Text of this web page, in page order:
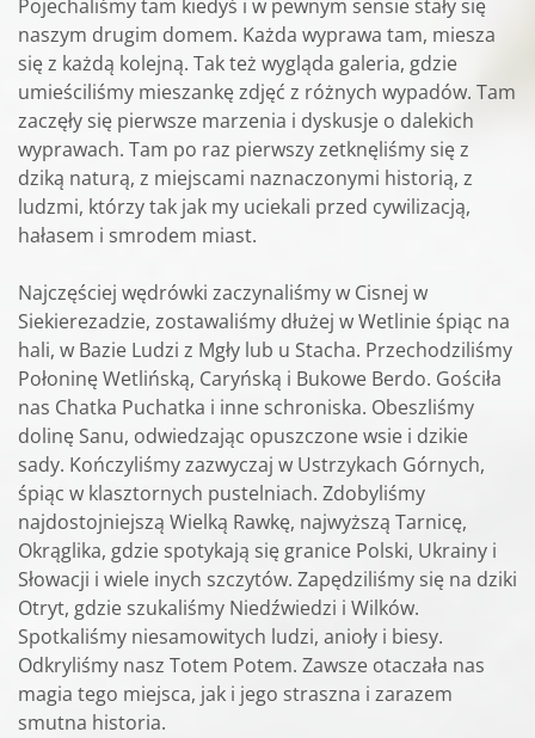
Pojechaliśmy tam kiedyś i w pewnym sensie stały się
naszym drugim domem. Każda wyprawa tam, miesza
się z każdą kolejną. Tak też wygląda galeria, gdzie
umieściliśmy mieszankę zdjęć z różnych wypadów. Tam
zaczęły się pierwsze marzenia i dyskusje o dalekich
wyprawach. Tam po raz pierwszy zetknęliśmy się z
dziką naturą, z miejscami naznaczonymi historią, z
ludzmi, którzy tak jak my uciekali przed cywilizacją,
hałasem i smrodem miast.
Najczęściej wędrówki zaczynaliśmy w Cisnej w
Siekierezadzie, zostawaliśmy dłużej w Wetlinie śpiąc na
hali, w Bazie Ludzi z Mgły lub u Stacha. Przechodziliśmy
Połoninę Wetlińską, Caryńską i Bukowe Berdo. Gościła
nas Chatka Puchatka i inne schroniska. Obeszliśmy
dolinę Sanu, odwiedzając opuszczone wsie i dzikie
sady. Kończyliśmy zazwyczaj w Ustrzykach Górnych,
śpiąc w klasztornych pustelniach. Zdobyliśmy
najdostojniejszą Wielką Rawkę, najwyższą Tarnicę,
Okrąglika, gdzie spotykają się granice Polski, Ukrainy i
Słowacji i wiele inych szczytów. Zapędziliśmy się na dziki
Otryt, gdzie szukaliśmy Niedźwiedzi i Wilków.
Spotkaliśmy niesamowitych ludzi, anioły i biesy.
Odkryliśmy nasz Totem Potem. Zawsze otaczała nas
magia tego miejsca, jak i jego straszna i zarazem
smutna historia.